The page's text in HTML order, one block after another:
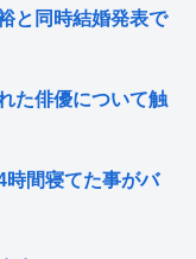
と同時結婚発表で
た俳優について触
時間寝てた事がバ